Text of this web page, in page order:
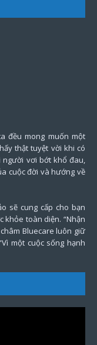
đều mong muốn một
thật tuyệt vời khi có
người vơi bớt khổ đau,
cuộc đời và hướng về
sẽ cung cấp cho bạn
khỏe toàn diện. “Nhận
Bluecare luôn giữ
một cuộc sống hạnh